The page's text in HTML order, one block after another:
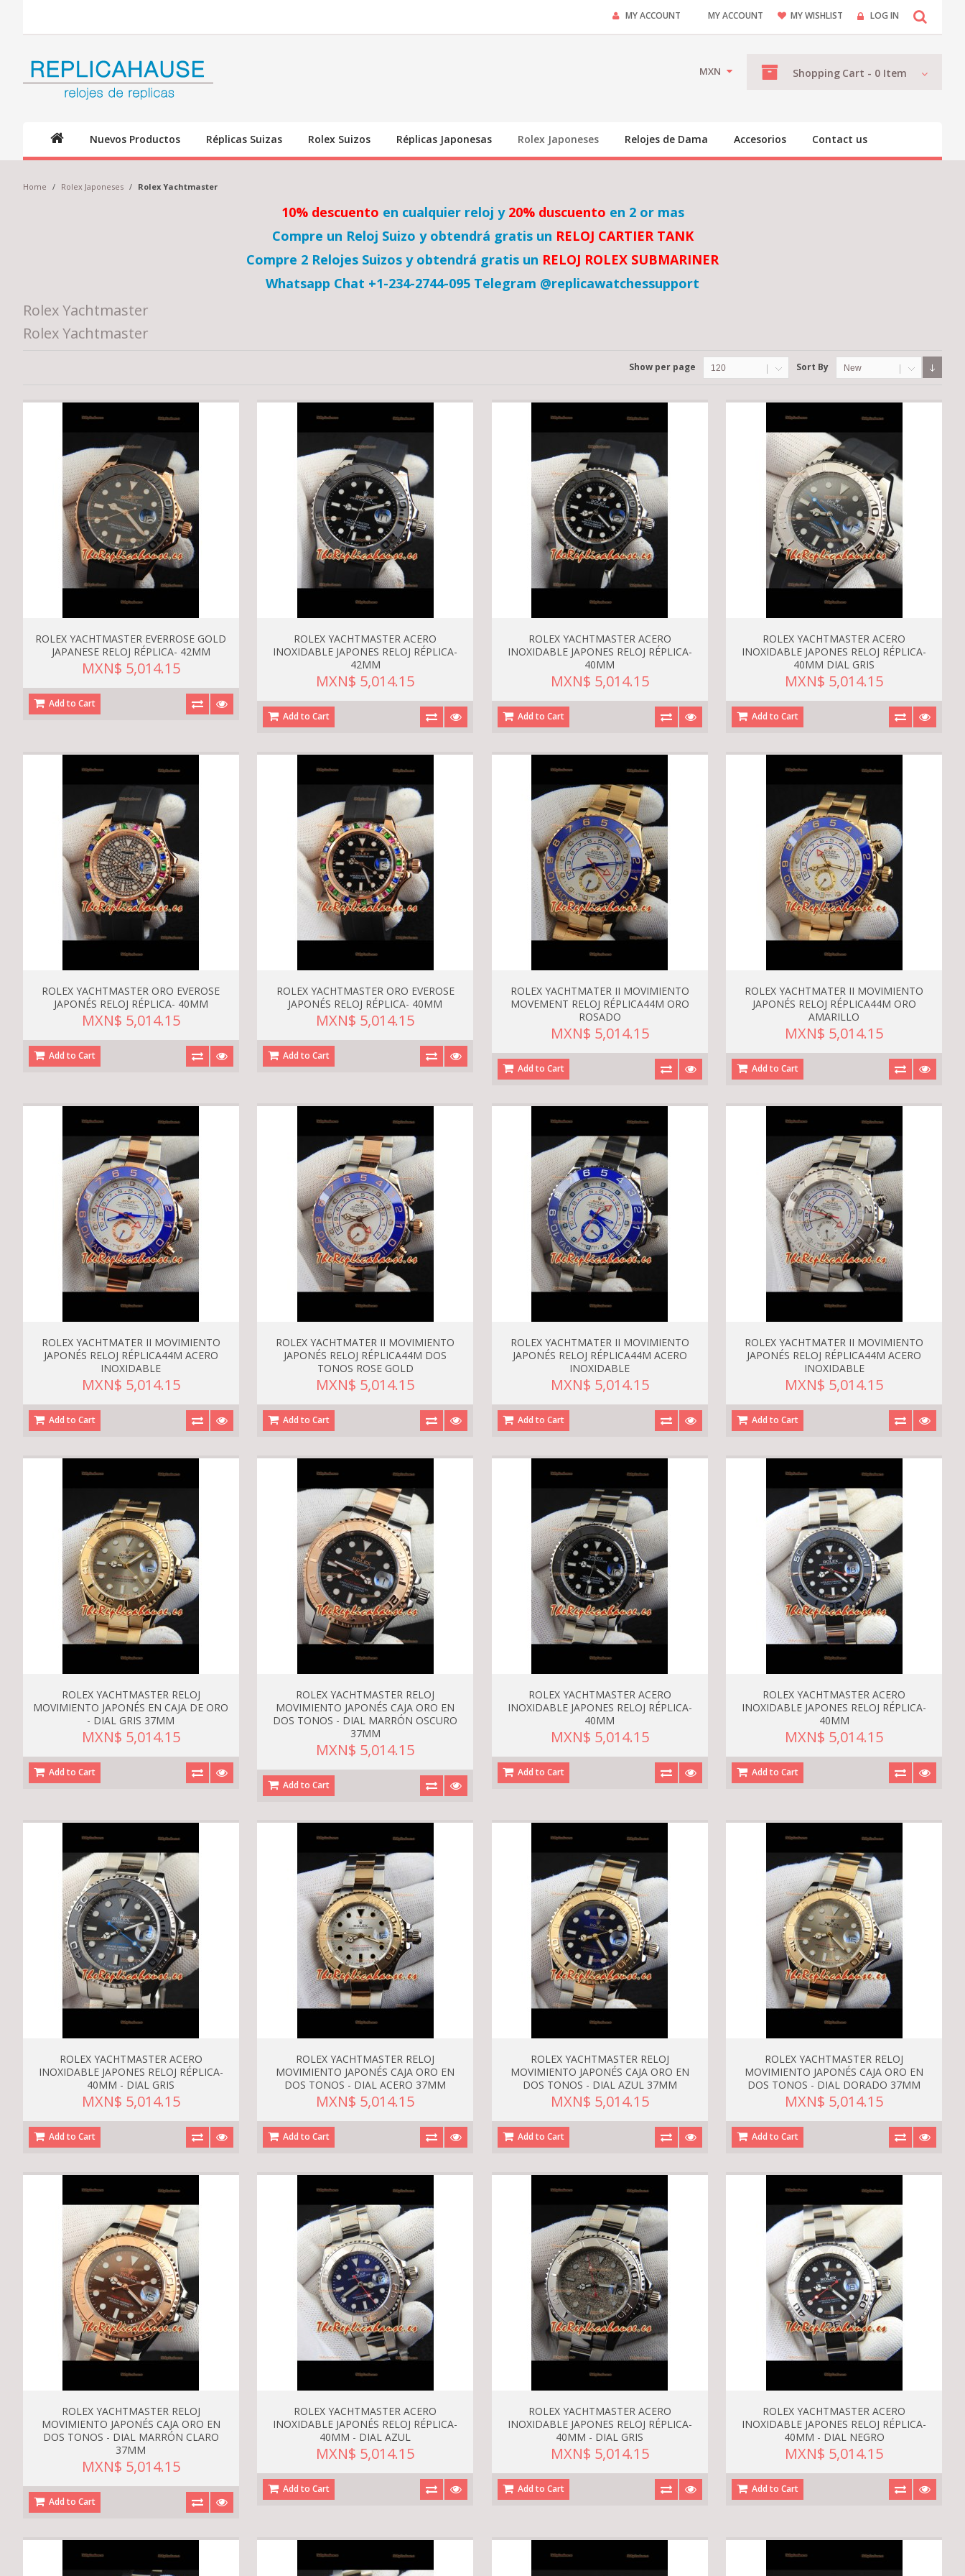
MY ACCOUNT MY ACCOUNT MY WISHLIST LOG IN
Shopping Cart - 0 Item
MXN
Nuevos Productos Réplicas Suizas Rolex Suizos Réplicas Japonesas Rolex Japoneses Relojes de Dama Accesorios Contact us
Home / Rolex Japoneses / Rolex Yachtmaster
10% descuento en cualquier reloj y 20% duscuento en 2 or mas
Compre un Reloj Suizo y obtendrá gratis un RELOJ CARTIER TANK
Compre 2 Relojes Suizos y obtendrá gratis un RELOJ ROLEX SUBMARINER
Whatsapp Chat +1-234-2744-095 Telegram @replicawatchessupport
Rolex Yachtmaster
Rolex Yachtmaster
Sort By New
Show per page 120
ROLEX YACHTMASTER EVERROSE GOLD
JAPANESE RELOJ RÉPLICA- 42MM
MXN$ 5,014.15
Add to Cart
ROLEX YACHTMASTER ACERO
INOXIDABLE JAPONES RELOJ RÉPLICA-
42MM
MXN$ 5,014.15
Add to Cart
ROLEX YACHTMASTER ACERO
INOXIDABLE JAPONES RELOJ RÉPLICA-
40MM
MXN$ 5,014.15
Add to Cart
ROLEX YACHTMASTER ACERO
INOXIDABLE JAPONES RELOJ RÉPLICA-
40MM DIAL GRIS
MXN$ 5,014.15
Add to Cart
ROLEX YACHTMASTER ORO EVEROSE
JAPONÉS RELOJ RÉPLICA- 40MM
MXN$ 5,014.15
Add to Cart
ROLEX YACHTMASTER ORO EVEROSE
JAPONÉS RELOJ RÉPLICA- 40MM
MXN$ 5,014.15
Add to Cart
ROLEX YACHTMATER II MOVIMIENTO
MOVEMENT RELOJ RÉPLICA44M ORO
ROSADO
MXN$ 5,014.15
Add to Cart
ROLEX YACHTMATER II MOVIMIENTO
JAPONÉS RELOJ RÉPLICA44M ORO
AMARILLO
MXN$ 5,014.15
Add to Cart
ROLEX YACHTMATER II MOVIMIENTO
JAPONÉS RELOJ RÉPLICA44M ACERO
INOXIDABLE
MXN$ 5,014.15
Add to Cart
ROLEX YACHTMATER II MOVIMIENTO
JAPONÉS RELOJ RÉPLICA44M DOS
TONOS ROSE GOLD
MXN$ 5,014.15
Add to Cart
ROLEX YACHTMATER II MOVIMIENTO
JAPONÉS RELOJ RÉPLICA44M ACERO
INOXIDABLE
MXN$ 5,014.15
Add to Cart
ROLEX YACHTMATER II MOVIMIENTO
JAPONÉS RELOJ RÉPLICA44M ACERO
INOXIDABLE
MXN$ 5,014.15
Add to Cart
ROLEX YACHTMASTER RELOJ
MOVIMIENTO JAPONÉS EN CAJA DE ORO
- DIAL GRIS 37MM
MXN$ 5,014.15
Add to Cart
ROLEX YACHTMASTER RELOJ
MOVIMIENTO JAPONÉS CAJA ORO EN
DOS TONOS - DIAL MARRÓN OSCURO
37MM
MXN$ 5,014.15
Add to Cart
ROLEX YACHTMASTER ACERO
INOXIDABLE JAPONES RELOJ RÉPLICA-
40MM
MXN$ 5,014.15
Add to Cart
ROLEX YACHTMASTER ACERO
INOXIDABLE JAPONES RELOJ RÉPLICA-
40MM
MXN$ 5,014.15
Add to Cart
ROLEX YACHTMASTER ACERO
INOXIDABLE JAPONES RELOJ RÉPLICA-
40MM - DIAL GRIS
MXN$ 5,014.15
Add to Cart
ROLEX YACHTMASTER RELOJ
MOVIMIENTO JAPONÉS CAJA ORO EN
DOS TONOS - DIAL ACERO 37MM
MXN$ 5,014.15
Add to Cart
ROLEX YACHTMASTER RELOJ
MOVIMIENTO JAPONÉS CAJA ORO EN
DOS TONOS - DIAL AZUL 37MM
MXN$ 5,014.15
Add to Cart
ROLEX YACHTMASTER RELOJ
MOVIMIENTO JAPONÉS CAJA ORO EN
DOS TONOS - DIAL DORADO 37MM
MXN$ 5,014.15
Add to Cart
ROLEX YACHTMASTER RELOJ
MOVIMIENTO JAPONÉS CAJA ORO EN
DOS TONOS - DIAL MARRÓN CLARO
37MM
MXN$ 5,014.15
Add to Cart
ROLEX YACHTMASTER ACERO
INOXIDABLE JAPONÉS RELOJ RÉPLICA-
40MM - DIAL AZUL
MXN$ 5,014.15
Add to Cart
ROLEX YACHTMASTER ACERO
INOXIDABLE JAPONES RELOJ RÉPLICA-
40MM - DIAL GRIS
MXN$ 5,014.15
Add to Cart
ROLEX YACHTMASTER ACERO
INOXIDABLE JAPONES RELOJ RÉPLICA-
40MM - DIAL NEGRO
MXN$ 5,014.15
Add to Cart